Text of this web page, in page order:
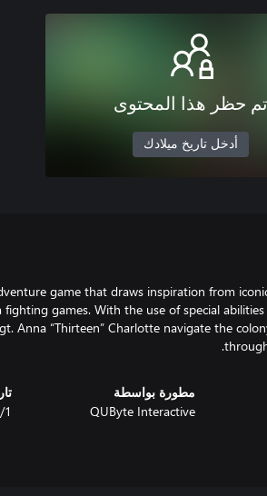
تم حظر هذا المحتوى
أدخل تاريخ ميلادك
game that draws inspiration from
games. With the use of special
Anna “Thirteen” Charlotte navigate the
مطورة بواسطة
QUByte Interactive
1‏/8‏/2024